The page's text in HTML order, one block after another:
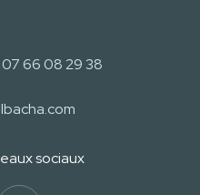
66 08 29 38
sociaux